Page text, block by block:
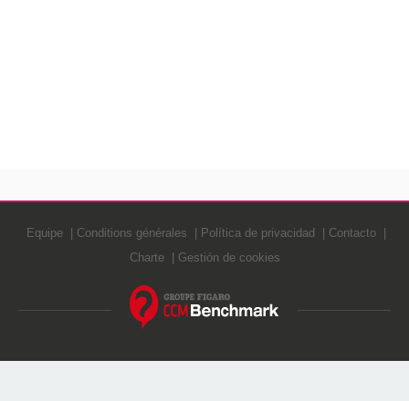
Equipe Conditions générales Política de privacidad
Contacto
Charte
Gestión de cookies